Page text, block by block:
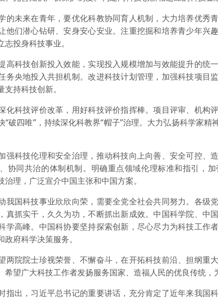
未来在青年，要优化科教协同育人机制，大力培养优秀
他们潜心钻研、安身安心安业。注重挖掘和培养青少年兴
投身科技事业。
科技创新投入效能，实现投入规模增加与效能提升的统
务央地投入共担机制。改进科技计划管理，加强科技项目
持科技创新。
科技评价改革，用好科技评价指挥棒。项目评审、机构评
“破四唯”，持续深化科教界“帽子”治理。大力弘扬科学家
科技伦理和安全治理，推动科技向上向善、安全可控、
协同共治的体制机制。明确重点领域伦理标准和指引，
理，广泛宣介中国主张和中国方案。
国科技事业欣欣向荣，需要全党全社会共同努力。各级
真抓实干，久久为功，不断抓出新成效。中国科学院、中
学高峰。中国科协要坚持探索创新，尽心尽力为科技工作
府科学决策服务。
院院士珍视荣誉、不懈奋斗，在开拓科技前沿、担纲重
希望广大科技工作者发扬服务国家、造福人民的优良传统，
出，习近平总书记的重要讲话，充分肯定了近年来我国